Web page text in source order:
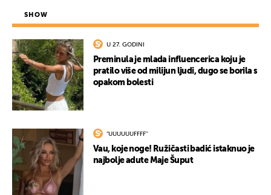
SHOW
U 27. GODINI
Preminula je mlada influencerica koju je
pratilo više od milijun ljudi, dugo se borila s
opakom bolesti
"UUUUUUFFFF"
Vau, koje noge! Ružičasti badić istaknuo je
najbolje adute Maje Šuput